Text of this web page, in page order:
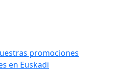
promociones
en Euskadi